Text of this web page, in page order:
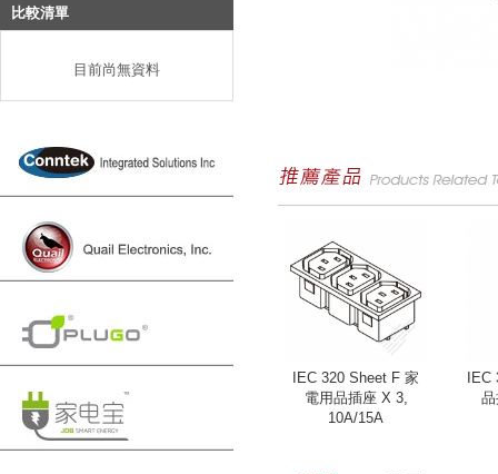
比較清單
目前尚無資料
IEC 320 Sheet F 家
電用品插座 X 3,
10A/15A